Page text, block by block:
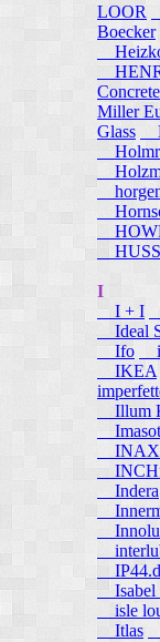
LOOR
Boecker
Concrete
Miller
Glass
I
I + I
Ideal
Ifo
IKEA
Illum
INAX
Indera
Isabel
isle
Itlas